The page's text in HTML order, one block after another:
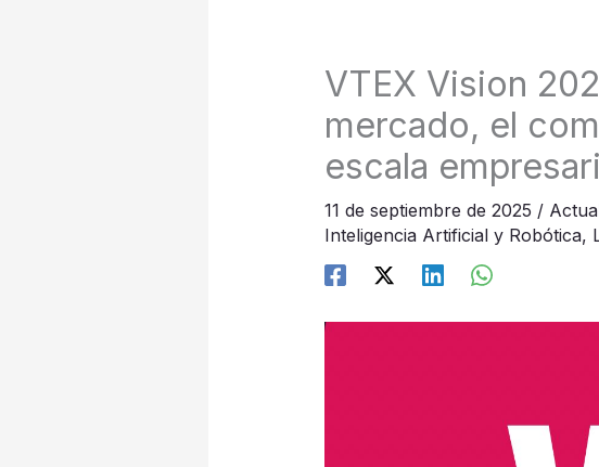
VTEX Vision
mercado, el
escala
11 de septiembre de 2025 /
Inteligencia Artificial y Robótica,